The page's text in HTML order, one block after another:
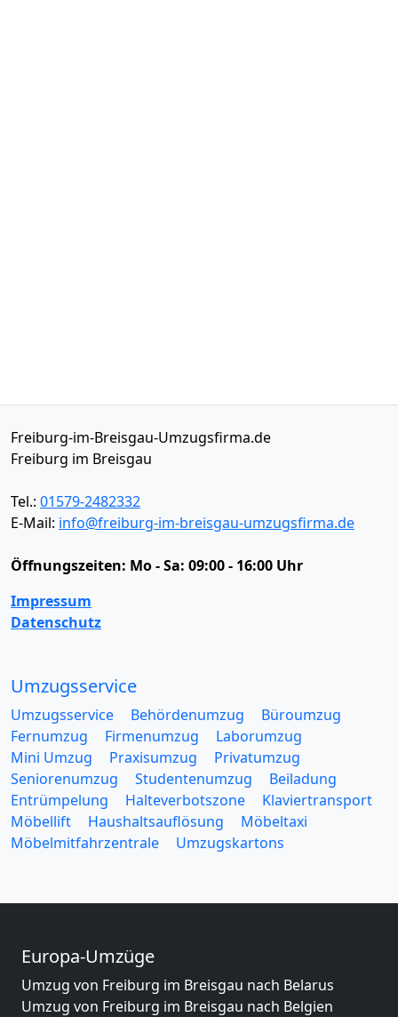
Freiburg-im-Breisgau-Umzugsfirma.de
Freiburg im Breisgau
Tel.: 01579-2482332
E-Mail: info@freiburg-im-breisgau-umzugsfirma.de
Öffnungszeiten: Mo - Sa: 09:00 - 16:00 Uhr
Impressum
Datenschutz
Umzugsservice
Umzugsservice Behördenumzug
Büroumzug
Fernumzug
Firmenumzug
Laborumzug
Mini Umzug
Praxisumzug
Privatumzug
Seniorenumzug
Studentenumzug
Beiladung
Entrümpelung
Halteverbotszone
Klaviertransport
Möbellift
Haushaltsauflösung
Möbeltaxi
Möbelmitfahrzentrale
Umzugskartons
Europa-Umzüge
Umzug von Freiburg im Breisgau nach Belarus
Umzug von Freiburg im Breisgau nach Belgien